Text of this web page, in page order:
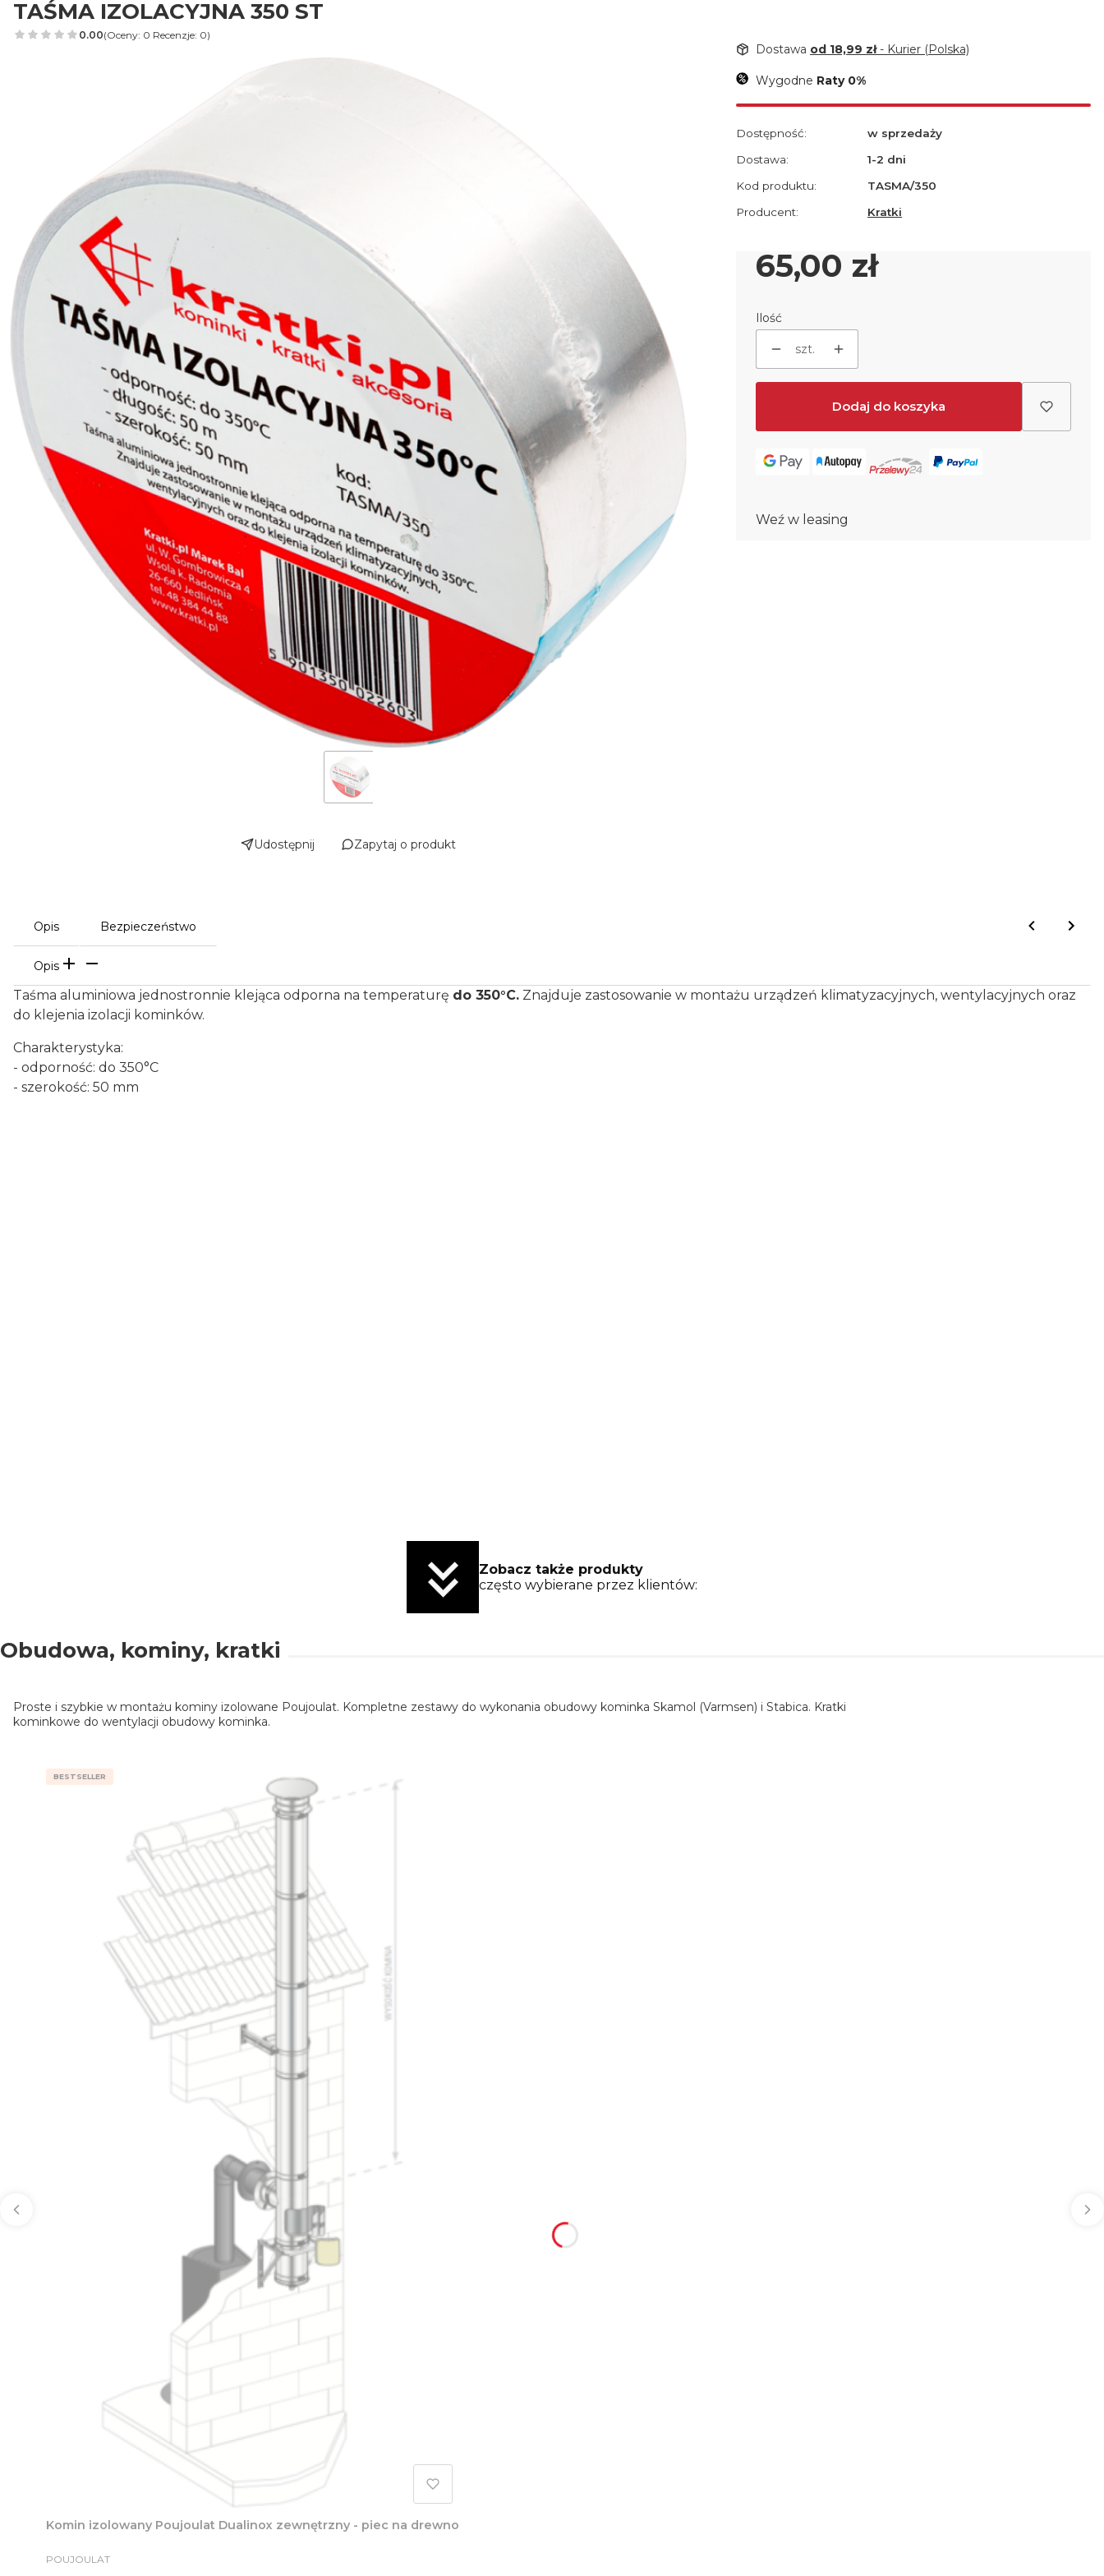
TAŚMA IZOLACYJNA 350 ST
0.00(Oceny: 0 Recenzje: 0)
Udostępnij Zapytaj o produkt
Dostawa od 18,99 zł- Kurier (Polska)
Wygodne Raty 0%
Dostępność:
w sprzedaży
Dostawa:
1-2 dni
Kod produktu:
TASMA/350
Producent:
Kratki
Cena
65,00 zł
Ilość
szt.
Dodaj do koszyka
Weź w leasing
Opis Bezpieczeństwo
Opis
Taśma aluminiowa jednostronnie klejąca odporna na temperaturę do 350°C. Znajduje zastosowanie w montażu urządzeń klimatyzacyjnych, wentylacyjnych oraz
do klejenia izolacji kominków.
Charakterystyka:
- odporność: do 350°C
- szerokość: 50 mm
Zobacz także produkty
często wybierane przez klientów:
Obudowa, kominy, kratki
Proste i szybkie w montażu kominy izolowane Poujoulat. Kompletne zestawy do wykonania obudowy kominka Skamol (Varmsen) i Stabica. Kratki
kominkowe do wentylacji obudowy kominka.
BESTSELLER
Komin izolowany Poujoulat Dualinox zewnętrzny - piec na drewno
PRODUCENT
POUJOULAT